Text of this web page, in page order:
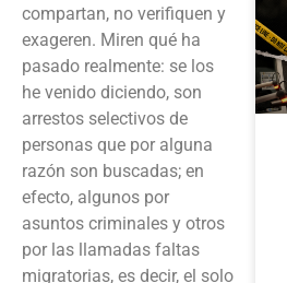
compartan, no verifiquen y
exageren. Miren qué ha
pasado realmente: se los
he venido diciendo, son
arrestos selectivos de
personas que por alguna
razón son buscadas; en
efecto, algunos por
asuntos criminales y otros
por las llamadas faltas
migratorias, es decir, el solo